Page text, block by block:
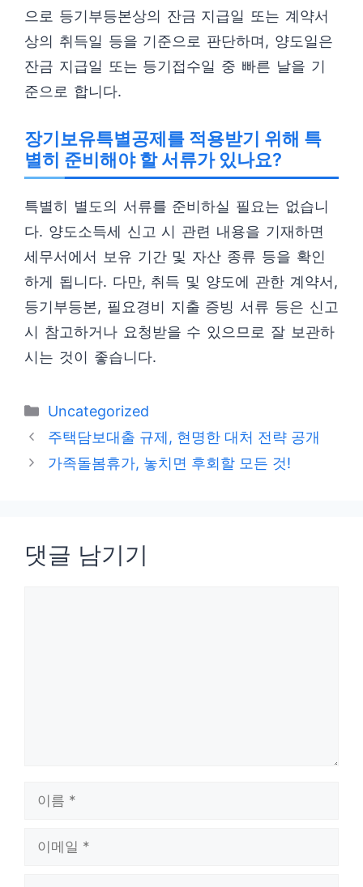
으로 등기부등본상의 잔금 지급일 또는 계약서
상의 취득일 등을 기준으로 판단하며, 양도일은
잔금 지급일 또는 등기접수일 중 빠른 날을 기
준으로 합니다.
장기보유특별공제를 적용받기 위해 특
별히 준비해야 할 서류가 있나요?
특별히 별도의 서류를 준비하실 필요는 없습니
다. 양도소득세 신고 시 관련 내용을 기재하면
세무서에서 보유 기간 및 자산 종류 등을 확인
하게 됩니다. 다만, 취득 및 양도에 관한 계약서,
등기부등본, 필요경비 지출 증빙 서류 등은 신고
시 참고하거나 요청받을 수 있으므로 잘 보관하
시는 것이 좋습니다.
카
테
리
Uncategorized
주택담보대출 규제, 현명한 대처 전략 공개
가족돌봄휴가, 놓치면 후회할 모든 것!
댓글 남기기